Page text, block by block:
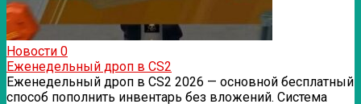
Новости 0
Еженедельный дроп в CS2
Еженедельный дроп в CS2 2026 — основной бесплатный
способ пополнить инвентарь без вложений. Система